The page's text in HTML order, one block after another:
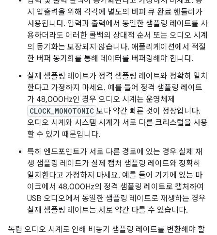
시 입출력을 위해 각각에 별도의 버퍼 큐 완료 핸들러가
사용됩니다. 입력과 출력에서 동일한 샘플링 레이트를 사
용하더라도 이러한 콜백의 상대적 순서 또는 오디오 시계
의 동기화는 보장되지 않습니다. 애플리케이션에서 적절
한 버퍼 동기화를 통해 데이터를 버퍼링해야 합니다.
실제 샘플링 레이트가 정격 샘플링 레이트와 정확히 일치
한다고 가정하지 마세요. 예를 들어 정격 샘플링 레이트
가 48,000Hz인 경우 오디오 시계는 운영체제
CLOCK_MONOTONIC 보다 약간 빠른 것이 정상입니다.
오디오 시계와 시스템 시계가 서로 다른 크리스털을 사용
할 수 있기 때문입니다.
특히 엔드포인트가 서로 다른 경로에 있는 경우 실제 재
생 샘플링 레이트가 실제 캡처 샘플링 레이트와 정확히
일치한다고 가정하지 마세요. 예를 들어 기기에 있는 마
이크에서 48,000Hz의 정격 샘플링 레이트로 캡처하여
USB 오디오에서 동일한 샘플링 레이트로 재생하는 경우
실제 샘플링 레이트는 서로 약간 다를 수 있습니다.
독립 오디오 시계로 인해 비동기 샘플링 레이트를 변환해야 할